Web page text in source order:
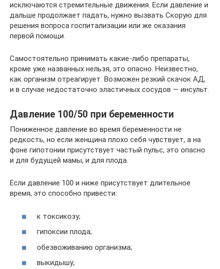
исключаются стремительные движения. Если давление и
дальше продолжает падать, нужно вызвать Cкорую для
решения вопроса госпитализации или же оказания
первой помощи.
Самостоятельно принимать какие-либо препараты,
кроме уже названных нельзя, это опасно. Неизвестно,
как организм отреагирует. Возможен резкий скачок АД,
и в случае недостаточно эластичных сосудов — инсульт.
Давление 100/50 при беременности
Пониженное давление во время беременности не
редкость, но если женщина плохо себя чувствует, а на
фоне гипотонии присутствует частый пульс, это опасно
и для будущей мамы, и для плода.
Если давление 100 и ниже присутствует длительное
время, это способно привести:
к токсикозу;
гипоксии плода;
обезвоживанию организма;
выкидышу;